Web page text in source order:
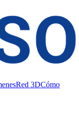
Red 3DCómo